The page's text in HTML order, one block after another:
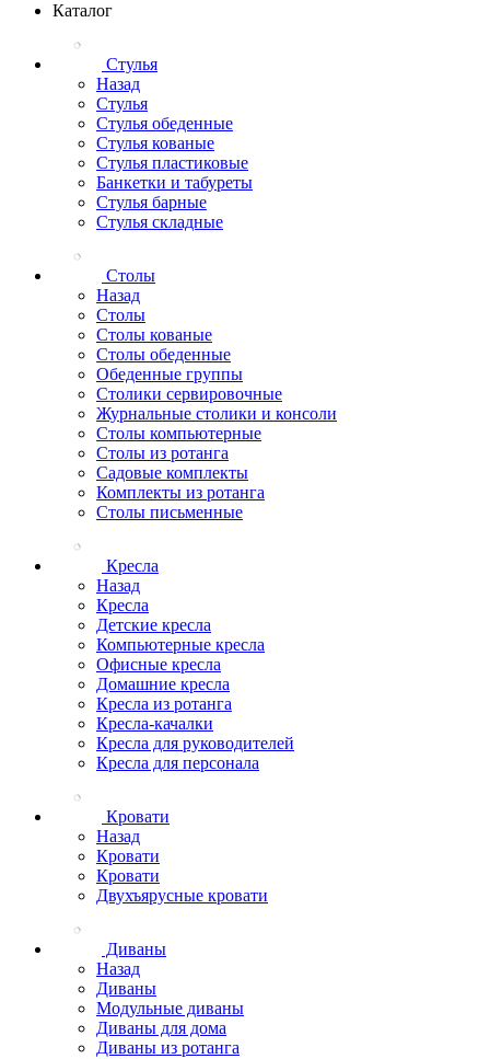
Каталог
Стулья
Назад
Стулья
Стулья обеденные
Стулья кованые
Стулья пластиковые
Банкетки и табуреты
Стулья барные
Стулья складные
Столы
Назад
Столы
Столы кованые
Столы обеденные
Обеденные группы
Столики сервировочные
Журнальные столики и консоли
Столы компьютерные
Столы из ротанга
Садовые комплекты
Комплекты из ротанга
Столы письменные
Кресла
Назад
Кресла
Детские кресла
Компьютерные кресла
Офисные кресла
Домашние кресла
Кресла из ротанга
Кресла-качалки
Кресла для руководителей
Кресла для персонала
Кровати
Назад
Кровати
Кровати
Двухъярусные кровати
Диваны
Назад
Диваны
Модульные диваны
Диваны для дома
Диваны из ротанга